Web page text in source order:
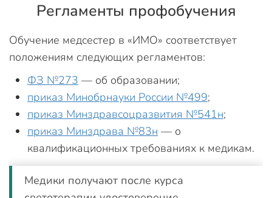
Регламенты профобучения
Обучение медсестер в «ИМО» соответствует
положениям следующих регламентов:
ФЗ №273 — об образовании;
приказ Минобрнауки России №499;
приказ Минздравсоцразвития №541н;
приказ Минздрава №83н — о
квалификационных требованиях к медикам.
Медики получают после курса